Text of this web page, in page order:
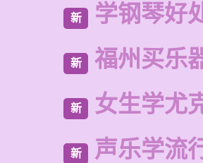
新 学钢琴好
新 福州买乐
新 女生学尤
新 声乐学流